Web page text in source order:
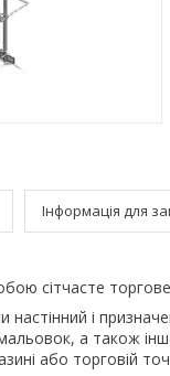
Інформація для
сітчасте
настінний і
а також
або торговій